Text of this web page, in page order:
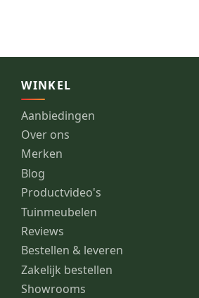
WINKEL
Aanbiedingen
Over ons
Merken
Blog
Productvideo's
Tuinmeubelen
Reviews
Bestellen & leveren
Zakelijk bestellen
Showrooms